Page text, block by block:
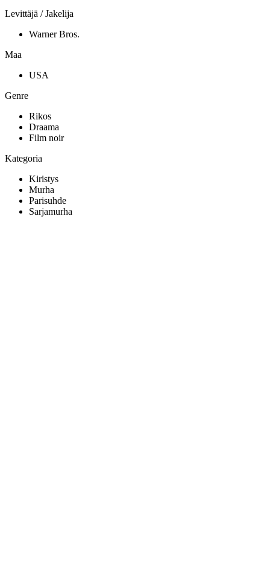
Levittäjä / Jakelija
Warner Bros.
Maa
USA
Genre
Rikos
Draama
Film noir
Kategoria
Kiristys
Murha
Parisuhde
Sarjamurha